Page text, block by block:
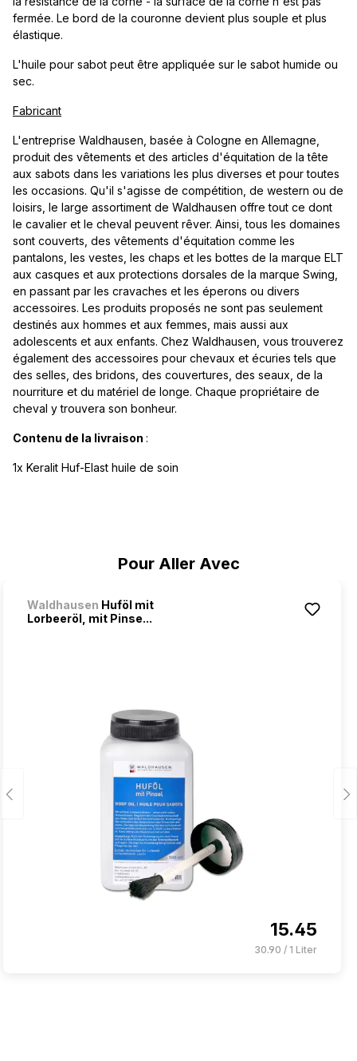
Pour Aller Avec
Waldhausen Huföl mit
Lorbeeröl, mit Pinse...
15.45
30.90 / 1 Liter
fermée. Le bord de la couronne devient plus souple et plus
élastique.
L'huile pour sabot peut être appliquée sur le sabot humide ou
sec.
Fabricant
L'entreprise Waldhausen, basée à Cologne en Allemagne,
produit des vêtements et des articles d'équitation de la tête
aux sabots dans les variations les plus diverses et pour toutes
les occasions. Qu'il s'agisse de compétition, de western ou de
loisirs, le large assortiment de Waldhausen offre tout ce dont
le cavalier et le cheval peuvent rêver. Ainsi, tous les domaines
sont couverts, des vêtements d'équitation comme les
pantalons, les vestes, les chaps et les bottes de la marque ELT
aux casques et aux protections dorsales de la marque Swing,
en passant par les cravaches et les éperons ou divers
accessoires. Les produits proposés ne sont pas seulement
destinés aux hommes et aux femmes, mais aussi aux
adolescents et aux enfants. Chez Waldhausen, vous trouverez
également des accessoires pour chevaux et écuries tels que
des selles, des bridons, des couvertures, des seaux, de la
nourriture et du matériel de longe. Chaque propriétaire de
cheval y trouvera son bonheur.
Contenu de la livraison :
1x Keralit Huf-Elast huile de soin